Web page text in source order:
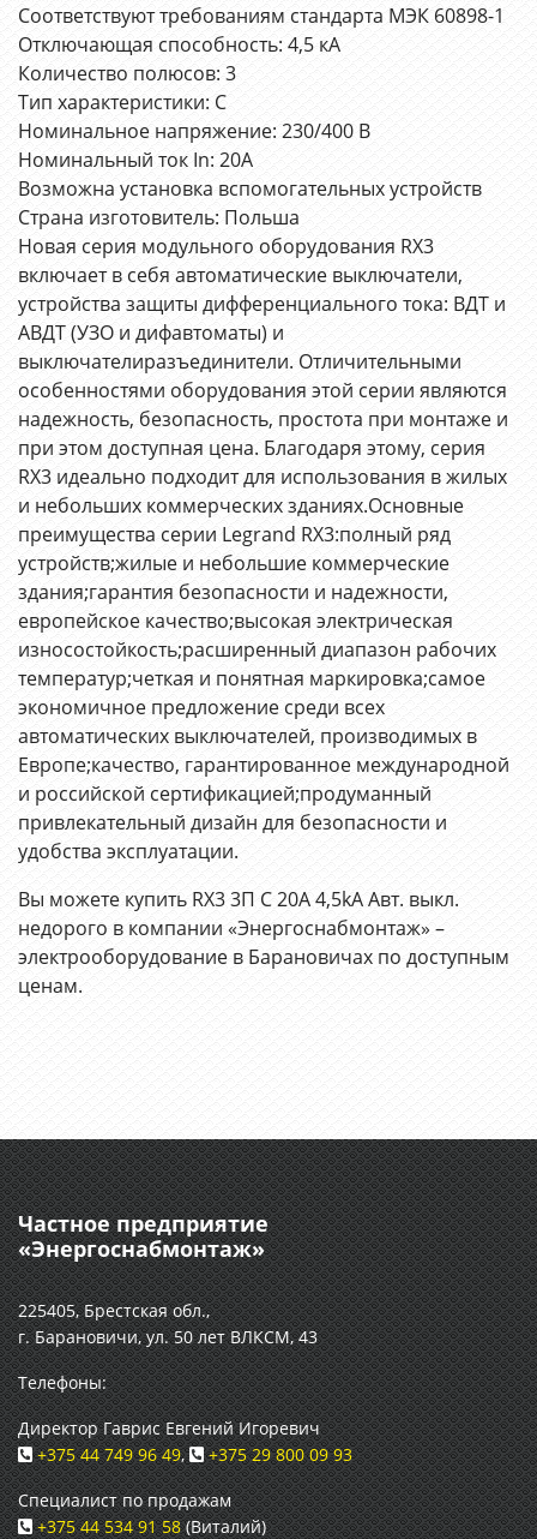
Соответствуют требованиям стандарта МЭК 60898-1
Отключающая способность: 4,5 кА
Количество полюсов: 3
Тип характеристики: C
Номинальное напряжение: 230/400 В
Номинальный ток In: 20А
Возможна установка вспомогательных устройств
Страна изготовитель: Польша
Новая серия модульного оборудования RX3
включает в себя автоматические выключатели,
устройства защиты дифференциального тока: ВДТ и
АВДТ (УЗО и дифавтоматы) и
выключателиразъединители. Отличительными
особенностями оборудования этой серии являются
надежность, безопасность, простота при монтаже и
при этом доступная цена. Благодаря этому, серия
RX3 идеально подходит для использования в жилых
и небольших коммерческих зданиях.Основные
преимущества серии Legrand RX3:полный ряд
устройств;жилые и небольшие коммерческие
здания;гарантия безопасности и надежности,
европейское качество;высокая электрическая
износостойкость;расширенный диапазон рабочих
температур;четкая и понятная маркировка;самое
экономичное предложение среди всех
автоматических выключателей, производимых в
Европе;качество, гарантированное международной
и российской сертификацией;продуманный
привлекательный дизайн для безопасности и
удобства эксплуатации.
Вы можете купить RX3 3П С 20A 4,5kA Авт. выкл.
недорого в компании «Энергоснабмонтаж» –
электрооборудование в Барановичах по доступным
ценам.
Частное предприятие
«Энергоснабмонтаж»
225405, Брестская обл.,
г. Барановичи, ул. 50 лет ВЛКСМ, 43
Телефоны:
Директор Гаврис Евгений Игоревич
+375 44 749 96 49,
+375 29 800 09 93
Специалист по продажам
+375 44 534 91 58(Виталий)